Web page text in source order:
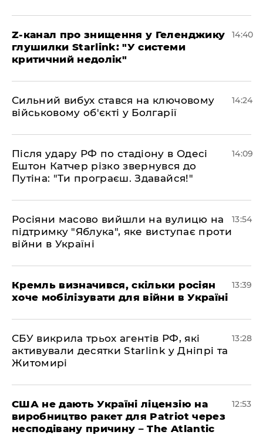
Z-канал про знищення у Геленджику
глушилки Starlink: "У системи
критичний недолік"
14:40
Сильний вибух стався на ключовому
військовому об'єкті у Болгарії
14:24
Після удару РФ по стадіону в Одесі
Ештон Катчер різко звернувся до
Путіна: "Ти програєш. Здавайся!"
14:09
Росіяни масово вийшли на вулицю на
підтримку "Яблука", яке виступає проти
війни в Україні
13:54
Кремль визначився, скільки росіян
хоче мобілізувати для війни в Україні
13:39
СБУ викрила трьох агентів РФ, які
активували десятки Starlink у Дніпрі та
Житомирі
13:28
США не дають Україні ліцензію на
виробництво ракет для Patriot через
несподівану причину – The Atlantic
12:53